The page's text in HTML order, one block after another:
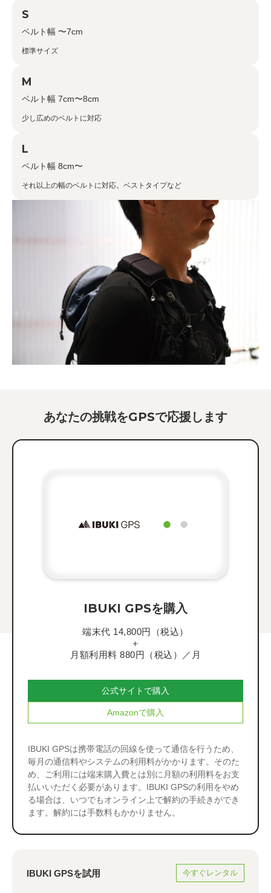
S
ベルト幅 〜7cm
標準サイズ
M
ベルト幅 7cm〜8cm
少し広めのベルトに対応
L
ベルト幅 8cm〜
それ以上の幅のベルトに対応。ベストタイプなど
あなたの挑戦をGPSで応援します
IBUKI GPSを購入
端末代 14,800円（税込）
＋
月額利用料 880円（税込）／月
公式サイトで購入
Amazonで購入
IBUKI GPSは携帯電話の回線を使って通信を行うため、
毎月の通信料やシステムの利用料がかかります。そのた
め、ご利用には端末購入費とは別に月額の利用料をお支
払いいただく必要があります。IBUKI GPSの利用をやめ
る場合は、いつでもオンライン上で解約の手続きができ
ます。解約には手数料もかかりません。
IBUKI GPSを試用 今すぐレンタル